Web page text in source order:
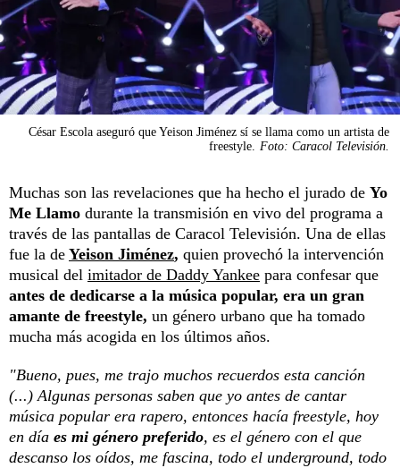
César Escola aseguró que Yeison Jiménez sí se llama como un artista de
freestyle. Foto: Caracol Televisión.
Muchas son las revelaciones que ha hecho el jurado de Yo
Me Llamo durante la transmisión en vivo del programa a
través de las pantallas de Caracol Televisión. Una de ellas
fue la de Yeison Jiménez, quien provechó la intervención
musical del imitador de Daddy Yankee para confesar que
antes de dedicarse a la música popular, era un gran
amante de freestyle, un género urbano que ha tomado
mucha más acogida en los últimos años.
"Bueno, pues, me trajo muchos recuerdos esta canción
(...) Algunas personas saben que yo antes de cantar
música popular era rapero, entonces hacía freestyle, hoy
en día es mi género preferido, es el género con el que
descanso los oídos, me fascina, todo el underground, todo